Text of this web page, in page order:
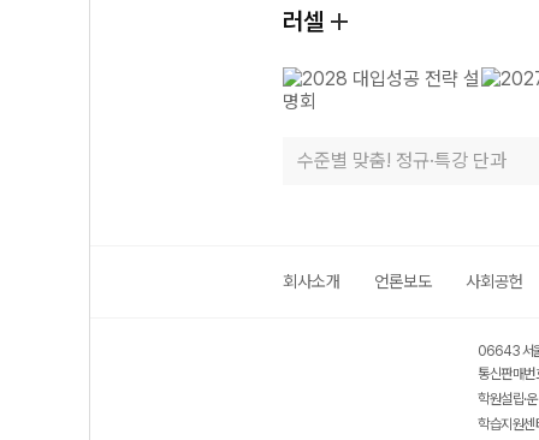
러셀
수준별 맞춤! 정규·특강 단과
회사소개 언론보도 사회공헌
06643 서
통신판매
학원설립·
학습지원